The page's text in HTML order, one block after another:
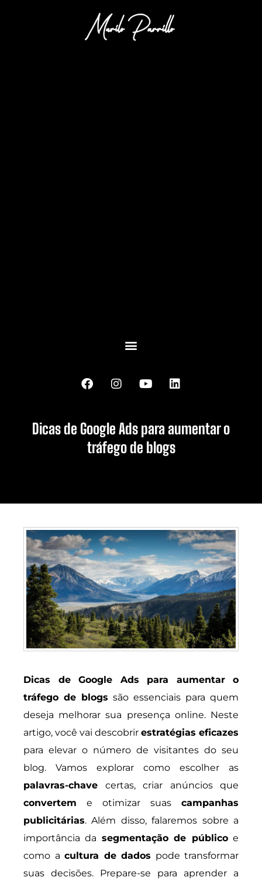
Dicas de Google Ads para aumentar o
tráfego de blogs
Dicas de Google Ads para aumentar o
tráfego de blogs são essenciais para quem
deseja melhorar sua presença online. Neste
artigo, você vai descobrir estratégias eficazes
para elevar o número de visitantes do seu
blog. Vamos explorar como escolher as
palavras-chave certas, criar anúncios que
convertem e otimizar suas campanhas
publicitárias. Além disso, falaremos sobre a
importância da segmentação de públicoe
como a cultura de dados pode transformar
suas decisões. Prepare-se para aprender a